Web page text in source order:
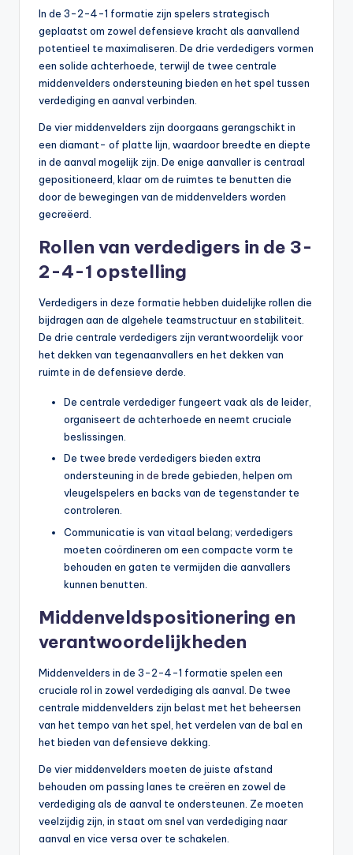
In de 3-2-4-1 formatie zijn spelers strategisch
geplaatst om zowel defensieve kracht als aanvallend
potentieel te maximaliseren. De drie verdedigers vormen
een solide achterhoede, terwijl de twee centrale
middenvelders ondersteuning bieden en het spel tussen
verdediging en aanval verbinden.
De vier middenvelders zijn doorgaans gerangschikt in
een diamant- of platte lijn, waardoor breedte en diepte
in de aanval mogelijk zijn. De enige aanvaller is centraal
gepositioneerd, klaar om de ruimtes te benutten die
door de bewegingen van de middenvelders worden
gecreëerd.
Rollen van verdedigers in de 3-
2-4-1 opstelling
Verdedigers in deze formatie hebben duidelijke rollen die
bijdragen aan de algehele teamstructuur en stabiliteit.
De drie centrale verdedigers zijn verantwoordelijk voor
het dekken van tegenaanvallers en het dekken van
ruimte in de defensieve derde.
De centrale verdediger fungeert vaak als de leider,
organiseert de achterhoede en neemt cruciale
beslissingen.
De twee brede verdedigers bieden extra
ondersteuning in de brede gebieden, helpen om
vleugelspelers en backs van de tegenstander te
controleren.
Communicatie is van vitaal belang; verdedigers
moeten coördineren om een compacte vorm te
behouden en gaten te vermijden die aanvallers
kunnen benutten.
Middenveldspositionering en
verantwoordelijkheden
Middenvelders in de 3-2-4-1 formatie spelen een
cruciale rol in zowel verdediging als aanval. De twee
centrale middenvelders zijn belast met het beheersen
van het tempo van het spel, het verdelen van de bal en
het bieden van defensieve dekking.
De vier middenvelders moeten de juiste afstand
behouden om passing lanes te creëren en zowel de
verdediging als de aanval te ondersteunen. Ze moeten
veelzijdig zijn, in staat om snel van verdediging naar
aanval en vice versa over te schakelen.